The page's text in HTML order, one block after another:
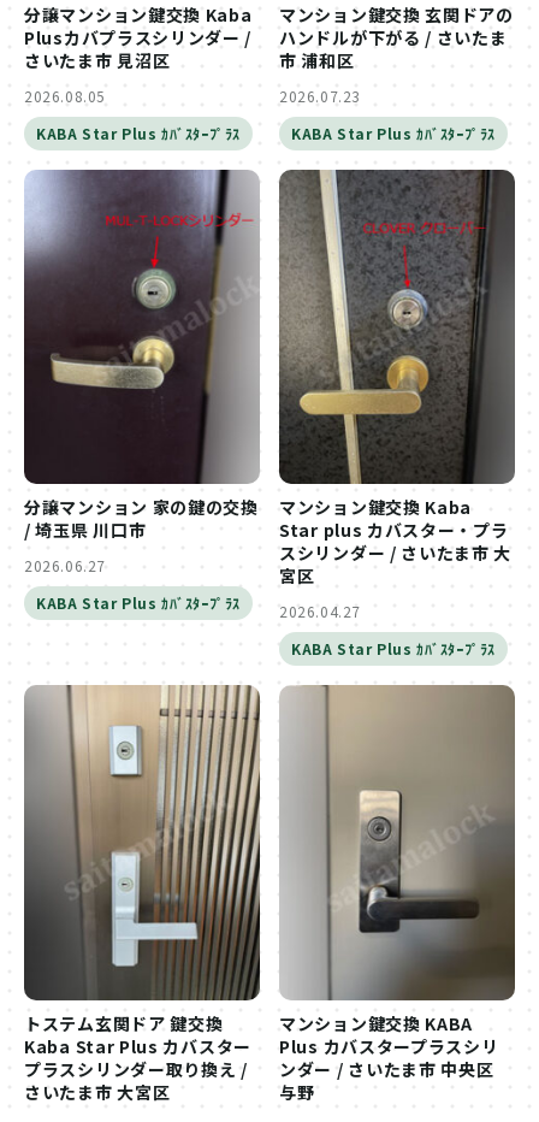
分譲マンション鍵交換 Kaba
Plusカバプラスシリンダー /
さいたま市 見沼区
2026.08.05
KABA Star Plus ｶﾊﾞｽﾀｰﾌﾟﾗｽ
マンション鍵交換 玄関ドアの
ハンドルが下がる / さいたま
市 浦和区
2026.07.23
KABA Star Plus ｶﾊﾞｽﾀｰﾌﾟﾗｽ
分譲マンション 家の鍵の交換
/ 埼玉県 川口市
2026.06.27
KABA Star Plus ｶﾊﾞｽﾀｰﾌﾟﾗｽ
マンション鍵交換 Kaba
Star plus カバスター・プラ
スシリンダー / さいたま市 大
宮区
2026.04.27
KABA Star Plus ｶﾊﾞｽﾀｰﾌﾟﾗｽ
トステム玄関ドア 鍵交換
Kaba Star Plus カバスター
プラスシリンダー取り換え /
さいたま市 大宮区
マンション鍵交換 KABA
Plus カバスタープラスシリ
ンダー / さいたま市 中央区
与野